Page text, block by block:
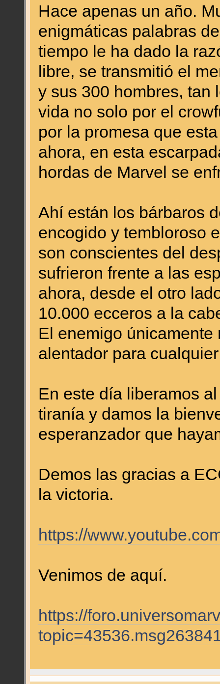
Hace apenas un año.
enigmáticas palabras
tiempo le ha dado la
libre, se transmitió el
y sus 300 hombres, tan
vida no solo por el
por la promesa que
ahora, en esta
hordas de Marvel se
Ahí están los bárbaros
encogido y tembloroso
son conscientes del
sufrieron frente a las
ahora, desde el otro
10.000 ecceros a la
El enemigo
alentador para
En este día liberamos
tiranía y damos la
esperanzador que
Demos las gracias a
la victoria.
https://
Venimos de aquí.
https://